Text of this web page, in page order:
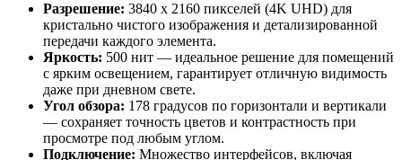
Разрешение: 3840 x 2160 пикселей (4K UHD) для
кристально чистого изображения и детализированной
передачи каждого элемента.
Яркость: 500 нит — идеальное решение для помещений
с ярким освещением, гарантирует отличную видимость
даже при дневном свете.
Угол обзора: 178 градусов по горизонтали и вертикали
— сохраняет точность цветов и контрастность при
просмотре под любым углом.
Подключение: Множество интерфейсов, включая